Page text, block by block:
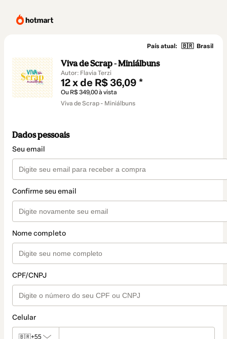
País atual: 🇧🇷 Brasil
Viva de Scrap - Miniálbuns
Autor: Flavia Terzi
12 x de R$ 36,09 *
Ou R$ 349,00 à vista
Viva de Scrap - Miniálbuns
Dados pessoais
Seu email
Confirme seu email
Nome completo
CPF/CNPJ
Celular
🇧🇷+55